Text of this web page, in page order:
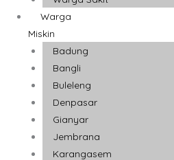
Warga
Miskin
Badung
Bangli
Buleleng
Denpasar
Gianyar
Jembrana
Karangasem